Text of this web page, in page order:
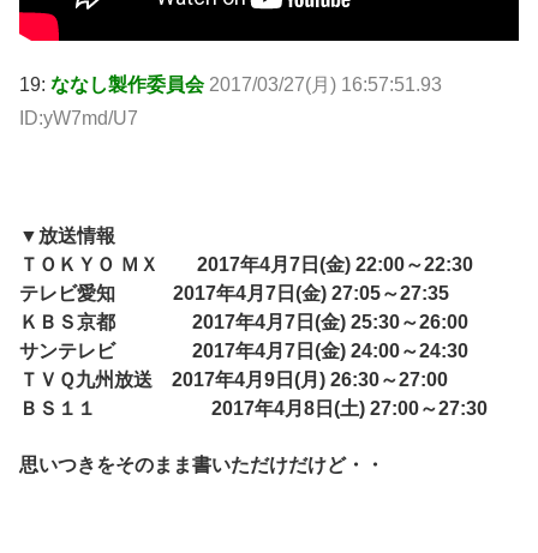
19: ななし製作委員会 2017/03/27(月) 16:57:51.93
ID:yW7md/U7
▼放送情報
ＴＯＫＹＯ ＭＸ 2017年4月7日(金) 22:00～22:30
テレビ愛知 2017年4月7日(金) 27:05～27:35
ＫＢＳ京都 2017年4月7日(金) 25:30～26:00
サンテレビ 2017年4月7日(金) 24:00～24:30
ＴＶＱ九州放送 2017年4月9日(月) 26:30～27:00
ＢＳ１１ 2017年4月8日(土) 27:00～27:30
思いつきをそのまま書いただけだけど・・